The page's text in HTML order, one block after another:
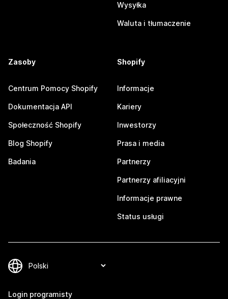
Wysyłka
Waluta i tłumaczenie
Zasoby
Centrum Pomocy Shopify
Dokumentacja API
Społeczność Shopify
Blog Shopify
Badania
Shopify
Informacje
Kariery
Inwestorzy
Prasa i media
Partnerzy
Partnerzy afiliacyjni
Informacje prawne
Status usługi
Login programisty